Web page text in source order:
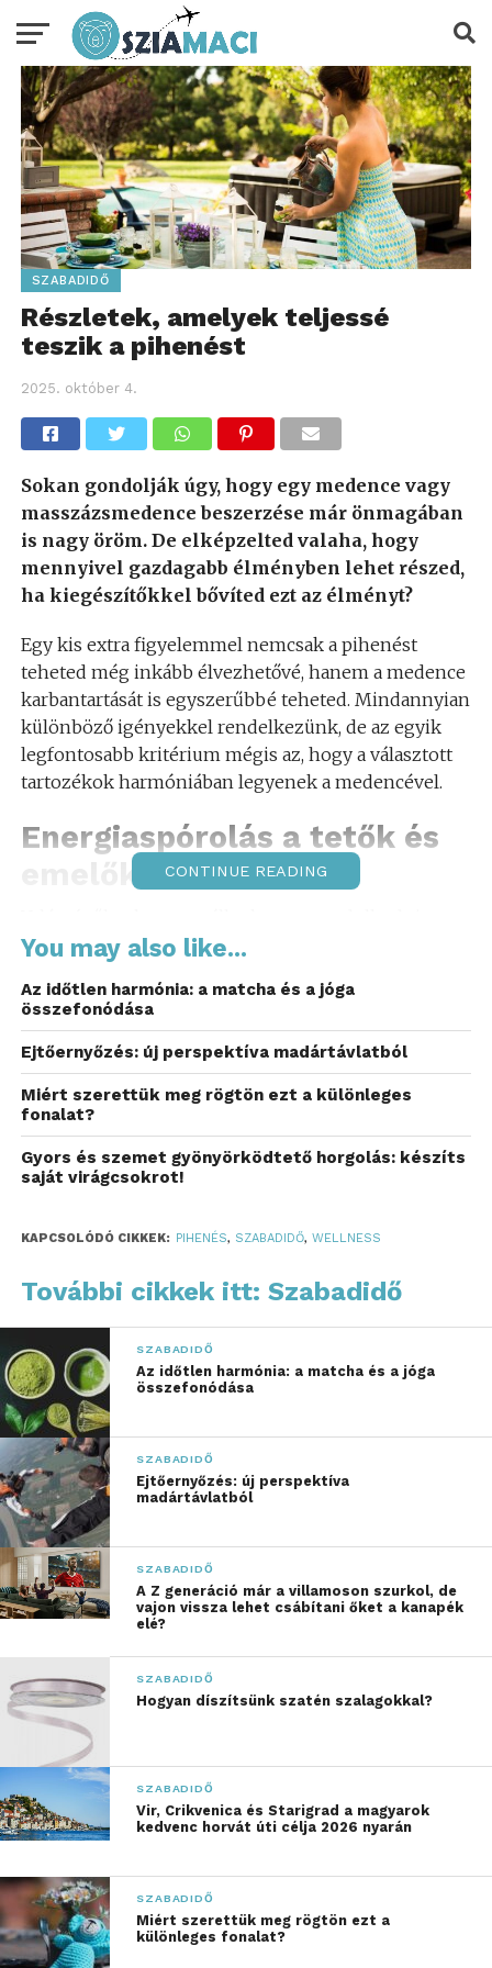
SZABADIDŐ
Részletek, amelyek teljessé
teszik a pihenést
2025. október 4.
Sokan gondolják úgy, hogy egy medence vagy
masszázsmedence beszerzése már önmagában
is nagy öröm. De elképzelted valaha, hogy
mennyivel gazdagabb élményben lehet részed,
ha kiegészítőkkel bővíted ezt az élményt?
Egy kis extra figyelemmel nemcsak a pihenést
teheted még inkább élvezhetővé, hanem a medence
karbantartását is egyszerűbbé teheted. Mindannyian
különböző igényekkel rendelkezünk, de az egyik
legfontosabb kritérium mégis az, hogy a választott
tartozékok harmóniában legyenek a medencével.
Energiaspórolás a tetők és
emelők révén
hogy mekkora szerepe van a medence
légmentes zárású, jól kiválasztott fedél meggátolja a
víz hőveszteségét, amely hosszú távon jelentős
energiacsökkentést eredményezhet. ACaldera
Spasnál kapható thermotetők
csökkentik a párolgást, esztétikai értéket is adnak a
medencének. Ha medencédnél a mozgástér
korlátozott, akkor is találhatsz megfelelő megoldást
a különböző tetőemelő rendszerek között.
Az ilyen pontosan tervezett rendszerek, mint
igényelnek, ezért a hely adottságaival összhangban
dönthetsz. Tudtad, hogy ezek az emelők csendesek
és egyenletesen működnek, így a használatot
kényelmesebbé és biztonságosabbá teszik?
Biztonságos belépés: a
lépcsők fontossága
A medence körüli lépcsők nem csupán a kényelmet
szolgálják. Az idősebbek és valójában mindenki
számára megkönnyítik a közlekedést, ezzel
csökkentve a balesetek kockázatát. A különböző
típusú lépcsők különféle színekben és formákban
elérhetők, így biztosan találhatsz olyat, ami passzol a
medencéd burkolatához.
Kiegészítők, amik nagy
különbséget jelentenek
Ha már van medencéd, miért ne tennéd még
élvezetesebbé az ott töltött időt? Gondolj bele:
kedvenc zenéidet hallgatod vagy éppen egy
izgalmas filmet nézel a vízben ülve. A szórakoztató
rendszerek lehetővé teszik, hogy a medencéd ne
CONTINUE READING
You may also like...
Az időtlen harmónia: a matcha és a jóga
összefonódása
Ejtőernyőzés: új perspektíva madártávlatból
Miért szerettük meg rögtön ezt a különleges
fonalat?
Gyors és szemet gyönyörködtető horgolás: készíts
saját virágcsokrot!
KAPCSOLÓDÓ CIKKEK: PIHENÉS, SZABADIDŐ, WELLNESS
További cikkek itt: Szabadidő
SZABADIDŐ
Az időtlen harmónia: a matcha és a jóga
összefonódása
SZABADIDŐ
Ejtőernyőzés: új perspektíva
madártávlatból
SZABADIDŐ
A Z generáció már a villamoson szurkol, de
vajon vissza lehet csábítani őket a kanapék
elé?
SZABADIDŐ
Hogyan díszítsünk szatén szalagokkal?
SZABADIDŐ
Vir, Crikvenica és Starigrad a magyarok
kedvenc horvát úti célja 2026 nyarán
SZABADIDŐ
Miért szerettük meg rögtön ezt a
különleges fonalat?